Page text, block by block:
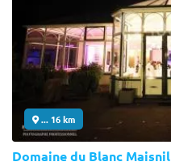
... 16 km
Domaine du Blanc Maisnil